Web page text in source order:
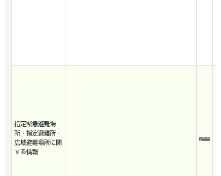
指定緊急避難場
所・指定避難所・
広域避難場所に関
する情報